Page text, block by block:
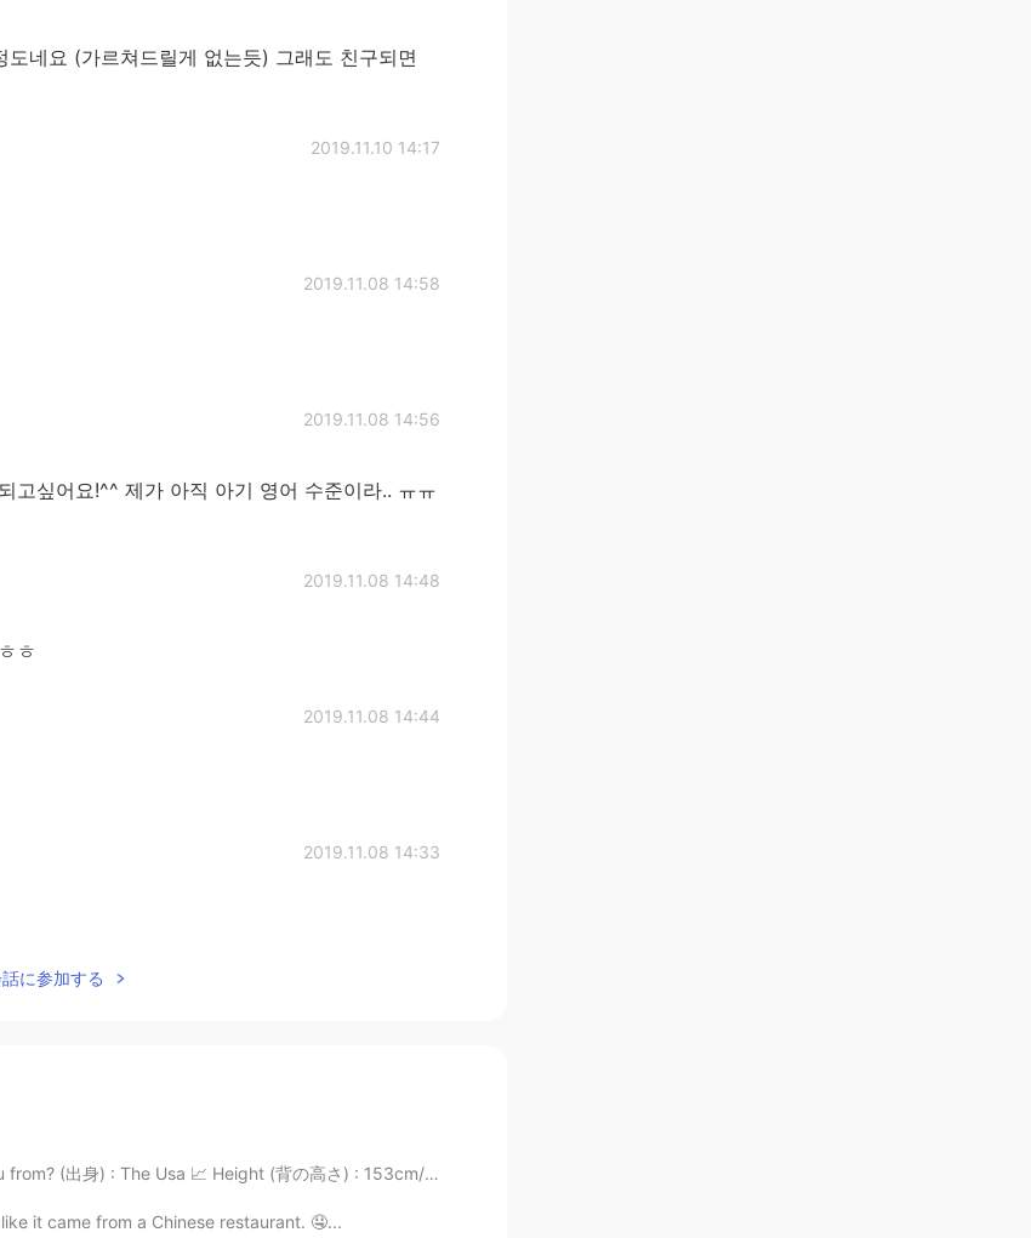
네요 (가르쳐드릴게 없는듯) 그래도 친구되면
2019.11.10 14:17
2019.11.08 14:58
2019.11.08 14:56
고싶어요!^^ 제가 아직 아기 영어 수준이라.. ㅠㅠ
2019.11.08 14:48
ㅎ
2019.11.08 14:44
2019.11.08 14:33
に参加する
(出身) : The Usa 📈 Height (背の高さ) : 153cm/5’0...
it came from a Chinese restaurant. 🤤...